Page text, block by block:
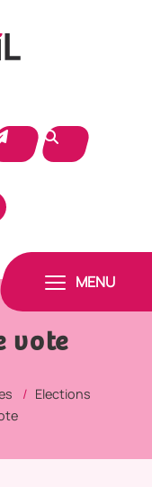
MENU
vote
Elections